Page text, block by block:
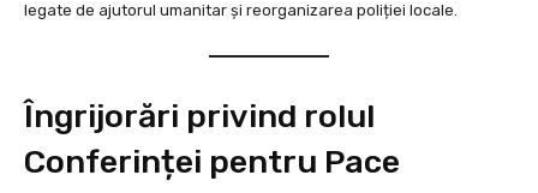
legate de ajutorul umanitar și reorganizarea poliției locale.
Îngrijorări privind rolul
Conferinței pentru Pace